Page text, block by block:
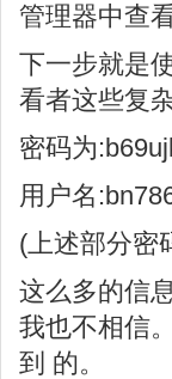
管理器中查
下一步就是
看者这些复
密码为
用户名
(上述部分密
这么多的信
我也不相信
到 的。